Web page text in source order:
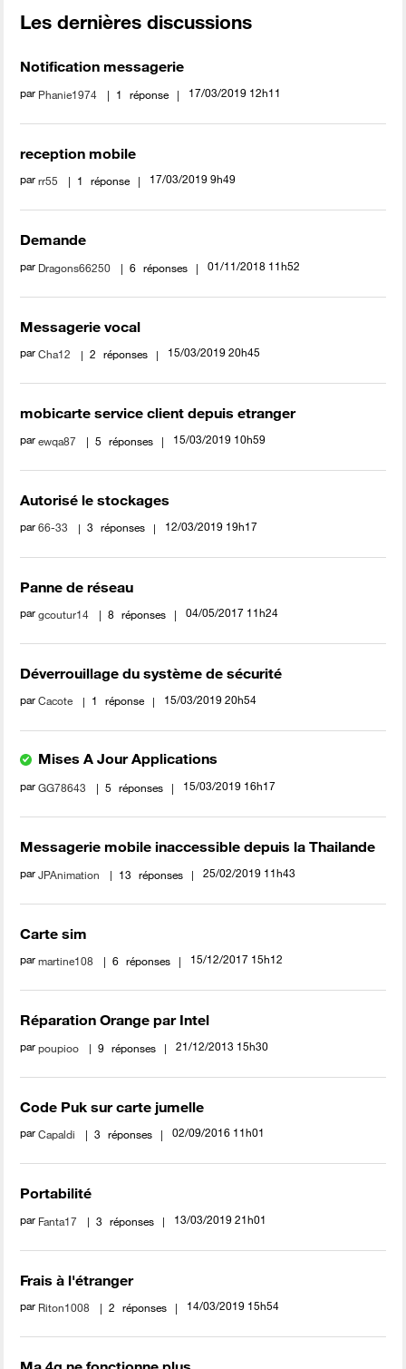
Les dernières discussions
Notification messagerie
par Phanie1974 1 réponse ‎17/03/2019 12h11
reception mobile
parrr55 1 réponse ‎17/03/2019 9h49
Demande
par Dragons66250 6 réponses ‎01/11/2018 11h52
Messagerie vocal
parCha12 2 réponses ‎15/03/2019 20h45
mobicarte service client depuis etranger
parewqa87 5 réponses ‎15/03/2019 10h59
Autorisé le stockages
par66-33 3 réponses ‎12/03/2019 19h17
Panne de réseau
pargcoutur14 8 réponses ‎04/05/2017 11h24
Déverrouillage du système de sécurité
parCacote 1 réponse ‎15/03/2019 20h54
Mises A Jour Applications
parGG78643 5 réponses ‎15/03/2019 16h17
Messagerie mobile inaccessible depuis la Thailande
parJPAnimation 13 réponses ‎25/02/2019 11h43
Carte sim
parmartine108 6 réponses ‎15/12/2017 15h12
Réparation Orange par Intel
parpoupioo 9 réponses ‎21/12/2013 15h30
Code Puk sur carte jumelle
parCapaldi 3 réponses ‎02/09/2016 11h01
Portabilité
par Fanta17 3 réponses ‎13/03/2019 21h01
Frais à l'étranger
par Riton1008 2 réponses ‎14/03/2019 15h54